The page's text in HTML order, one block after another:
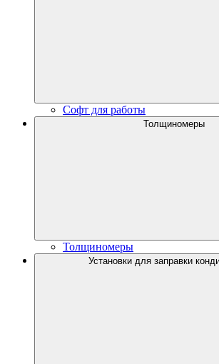
Софт для работы
Толщиномеры
Толщиномеры
Установки для заправки